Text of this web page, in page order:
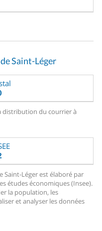
Saint-Léger
distribution du courrier à
Saint-Léger est élaboré par
études économiques (Insee).
la population, les
et analyser les données